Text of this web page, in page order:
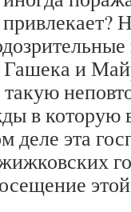
привлекает?
Гашека и
такую
в которую
эта